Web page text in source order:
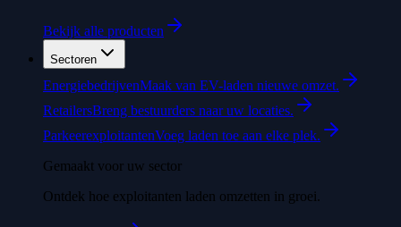
Bekijk alle producten
Sectoren
EnergiebedrijvenMaak van EV-laden nieuwe omzet.
RetailersBreng bestuurders naar uw locaties.
ParkeerexploitantenVoeg laden toe aan elke plek.
Gemaakt voor uw sector
Ontdek hoe exploitanten laden omzetten in groei.